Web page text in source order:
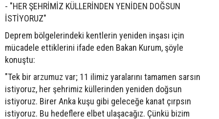
- "HER ŞEHRİMİZ KÜLLERİNDEN YENİDEN DOĞSUN
İSTİYORUZ"
Deprem bölgelerindeki kentlerin yeniden inşası için
mücadele ettiklerini ifade eden Bakan Kurum, şöyle
konuştu:
"Tek bir arzumuz var; 11 ilimiz yaralarını tamamen sarsın
istiyoruz, her şehrimiz küllerinden yeniden doğsun
istiyoruz. Birer Anka kuşu gibi geleceğe kanat çırpsın
istiyoruz. Bu hedeflere elbet ulaşacağız. Çünkü bizim